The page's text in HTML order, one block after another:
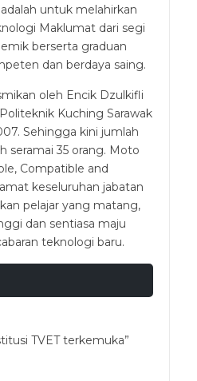
untuk melahirkan
Maklumat dari segi
berserta graduan
dan berdaya saing.
oleh Encik Dzulkifli
Kuching Sarawak
Sehingga kini jumlah
seramai 35 orang. Moto
Compatible and
keseluruhan jabatan
pelajar yang matang,
dan sentiasa maju
teknologi baru.
TVET terkemuka”